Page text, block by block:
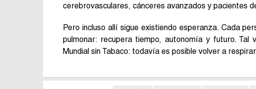
cerebrovasculares, cánceres avanzados y pacientes
Pero incluso allí sigue existiendo esperanza. Cada
pulmonar: recupera tiempo, autonomía y futuro.
Mundial sin Tabaco: todavía es posible volver a